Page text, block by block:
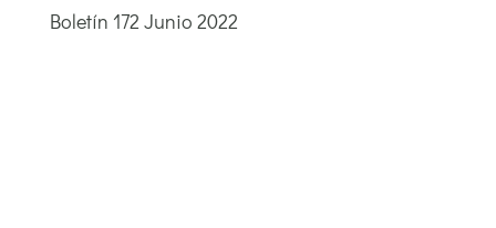
Boletín 172 Junio 2022